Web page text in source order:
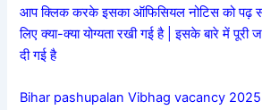
आप क्लिक करके इसका ऑफिसियल नोटिस को
लिए क्या-क्या योग्यता रखी गई है | इसके बारे में पूरी
दी गई है
Bihar pashupalan Vibhag vacancy